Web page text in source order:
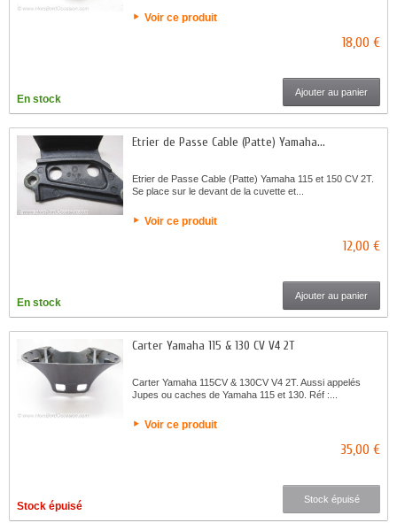
Voir ce produit
18,00 €
En stock
Ajouter au panier
Etrier de Passe Cable (Patte) Yamaha...
Etrier de Passe Cable (Patte) Yamaha 115 et 150 CV 2T.
Se place sur le devant de la cuvette et...
Voir ce produit
12,00 €
En stock
Ajouter au panier
Carter Yamaha 115 & 130 CV V4 2T
Carter Yamaha 115CV & 130CV V4 2T. Aussi appelés
Jupes ou caches de Yamaha 115 et 130. Réf :...
Voir ce produit
35,00 €
Stock épuisé
Stock épuisé